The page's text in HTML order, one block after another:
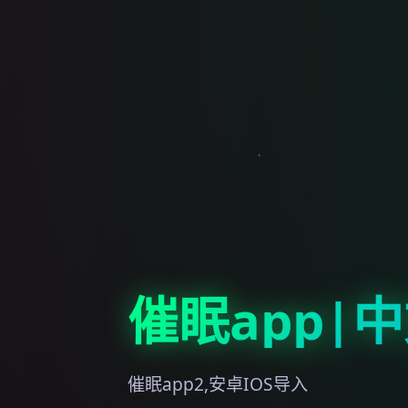
催眠app|
催眠app2,安卓IOS导入